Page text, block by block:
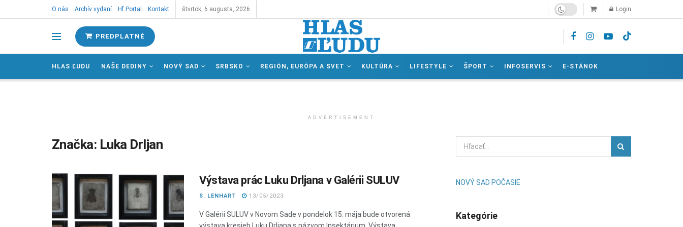
O nás Archív vydaní Hľ Portal Kontakt štvrtok, 6 augusta, 2026 Login
PREDPLATNÉ
HLAS ĽUDU NAŠE DEDINY NOVÝ SAD SRBSKO REGIÓN, EURÓPA A SVET KULTÚRA LIFESTYLE ŠPORT INFOSERVIS E-STÁNOK
ADVERTISEMENT
Značka: Luka Drljan
Výstava prác Luku Drljana v Galérii SULUV
S. LENHART 13/05/2023
V Galérii SULUV v Novom Sade v pondelok 15. mája bude otvorená
NOVÝ SAD POČASIE
Kategórie